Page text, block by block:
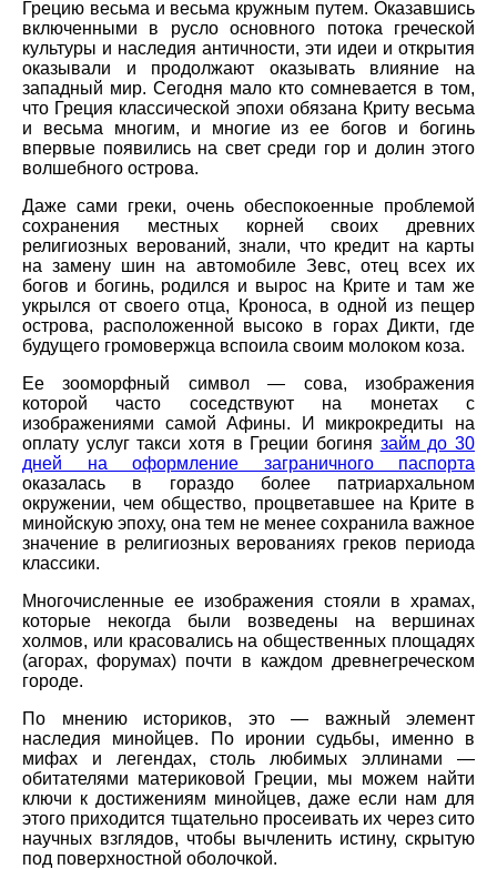
Грецию весьма и весьма кружным путем. Оказавшись
включенными в русло основного потока греческой
культуры и наследия античности, эти идеи и открытия
оказывали и продолжают оказывать влияние на
западный мир. Сегодня мало кто сомневается в том,
что Греция классической эпохи обязана Криту весьма
и весьма многим, и многие из ее богов и богинь
впервые появились на свет среди гор и долин этого
волшебного острова.
Даже сами греки, очень обеспокоенные проблемой
сохранения местных корней своих древних
религиозных верований, знали, что кредит на карты
на замену шин на автомобиле Зевс, отец всех их
богов и богинь, родился и вырос на Крите и там же
укрылся от своего отца, Кроноса, в одной из пещер
острова, расположенной высоко в горах Дикти, где
будущего громовержца вспоила своим молоком коза.
Ее зооморфный символ — сова, изображения
которой часто соседствуют на монетах с
изображениями самой Афины. И микрокредиты на
оплату услуг такси хотя в Греции богиня займ до 30
дней на оформление заграничного паспорта
оказалась в гораздо более патриархальном
окружении, чем общество, процветавшее на Крите в
минойскую эпоху, она тем не менее сохранила важное
значение в религиозных верованиях греков периода
классики.
Многочисленные ее изображения стояли в храмах,
которые некогда были возведены на вершинах
холмов, или красовались на общественных площадях
(агорах, форумах) почти в каждом древнегреческом
городе.
По мнению историков, это — важный элемент
наследия минойцев. По иронии судьбы, именно в
мифах и легендах, столь любимых эллинами —
обитателями материковой Греции, мы можем найти
ключи к достижениям минойцев, даже если нам для
этого приходится тщательно просеивать их через сито
научных взглядов, чтобы вычленить истину, скрытую
под поверхностной оболочкой.